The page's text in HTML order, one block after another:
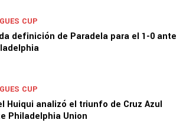
CUP
definición de Paradela para el 1-0 ante
CUP
Huiqui analizó el triunfo de Cruz Azul
Philadelphia Union